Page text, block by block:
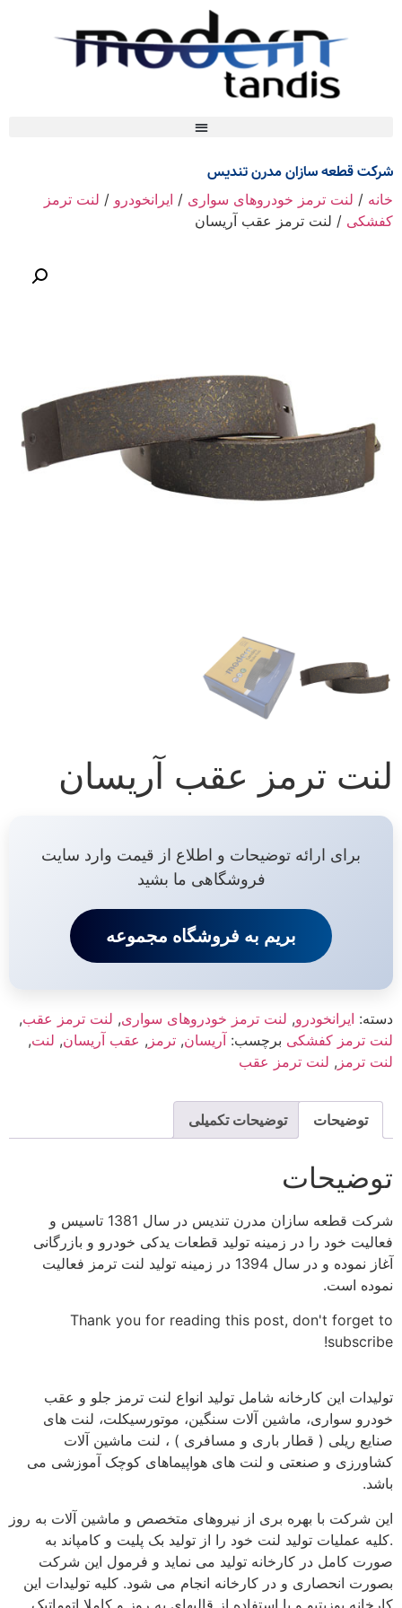
شرکت قطعه سازان مدرن تندیس
خانه / لنت ترمز خودروهای سواری / ایرانخودرو / لنت ترمز
کفشکی / لنت ترمز عقب آریسان
لنت ترمز عقب آریسان
برای ارائه توضیحات و اطلاع از قیمت وارد سایت
فروشگاهی ما بشید
بریم به فروشگاه مجموعه
دسته: ایرانخودرو, لنت ترمز خودروهای سواری, لنت ترمز عقب,
لنت ترمز کفشکی برچسب: آریسان, ترمز , عقب آریسان, لنت,
لنت ترمز , لنت ترمز عقب
توضیحات توضیحات تکمیلی
توضیحات
شرکت قطعه سازان مدرن تندیس در سال 1381 تاسیس و
فعالیت خود را در زمینه تولید قطعات یدکی خودرو و بازرگانی
آغاز نموده و در سال 1394 در زمینه تولید لنت ترمز فعالیت
نموده است.
Thank you for reading this post, don't forget to
subscribe!
تولیدات این کارخانه شامل تولید انواع لنت ترمز جلو و عقب
خودرو سواری، ماشین آلات سنگین، موتورسیکلت، لنت های
صنایع ریلی ( قطار باری و مسافری ) ، لنت ماشین آلات
کشاورزی و صنعتی و لنت های هواپیماهای کوچک آموزشی می
باشد.
این شرکت با بهره بری از نیروهای متخصص و ماشین آلات به روز
.کلیه عملیات تولید لنت خود را از تولید بک پلیت و کامپاند به
صورت کامل در کارخانه تولید می نماید و فرمول این شرکت
بصورت انحصاری و در کارخانه انجام می شود. کلیه تولیدات این
کارخانه پوزیتیو و با استفاده از قالبهای به روز و کاملا اتوماتیک